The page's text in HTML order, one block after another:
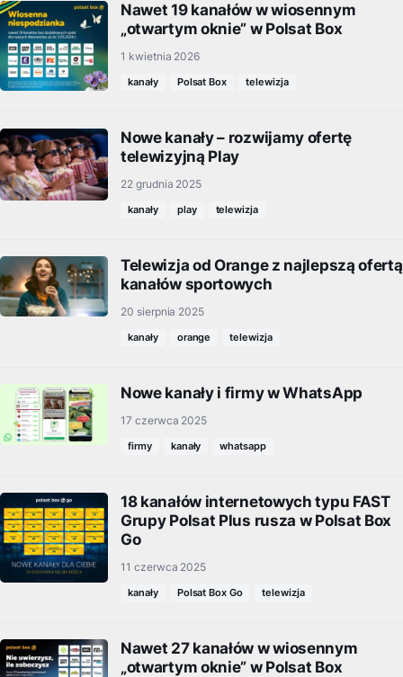
Nawet 19 kanałów w wiosennym
„otwartym oknie” w Polsat Box
1 kwietnia 2026
kanały Polsat Box telewizja
Nowe kanały – rozwijamy ofertę
telewizyjną Play
22 grudnia 2025
kanały play telewizja
Telewizja od Orange z najlepszą ofertą
kanałów sportowych
20 sierpnia 2025
kanały orange telewizja
Nowe kanały i firmy w WhatsApp
17 czerwca 2025
firmy kanały whatsapp
18 kanałów internetowych typu FAST
Grupy Polsat Plus rusza w Polsat Box
Go
11 czerwca 2025
kanały Polsat Box Go telewizja
Nawet 27 kanałów w wiosennym
„otwartym oknie” w Polsat Box